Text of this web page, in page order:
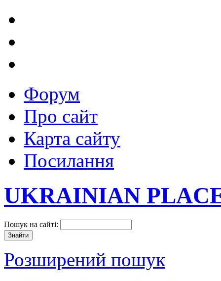
Форум
Про сайт
Карта сайту
Посилання
UKRAINIAN
Пошук на сайті:
Розширений пошук